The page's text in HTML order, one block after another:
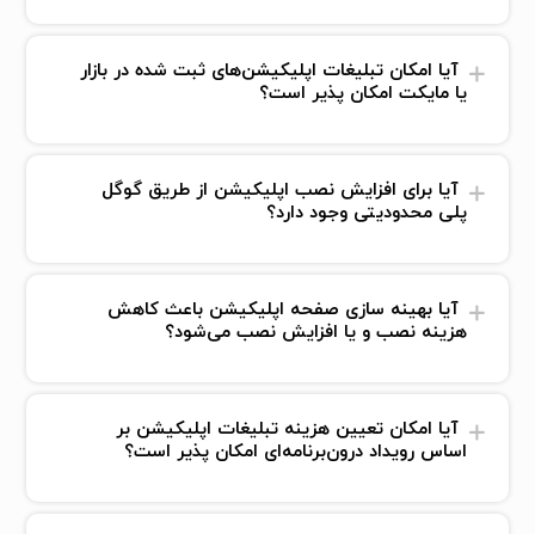
آیا امکان تبلیغات اپلیکیشن‌های ثبت شده در بازار
یا مایکت امکان پذیر است؟
آیا برای افزایش نصب اپلیکیشن از طریق گوگل
پلی محدودیتی وجود دارد؟
آیا بهینه سازی صفحه اپلیکیشن باعث کاهش
هزینه نصب و یا افزایش نصب می‌شود؟
آیا امکان تعیین هزینه تبلیغات اپلیکیشن بر
اساس رویداد درون‌برنامه‌ای امکان پذیر است؟